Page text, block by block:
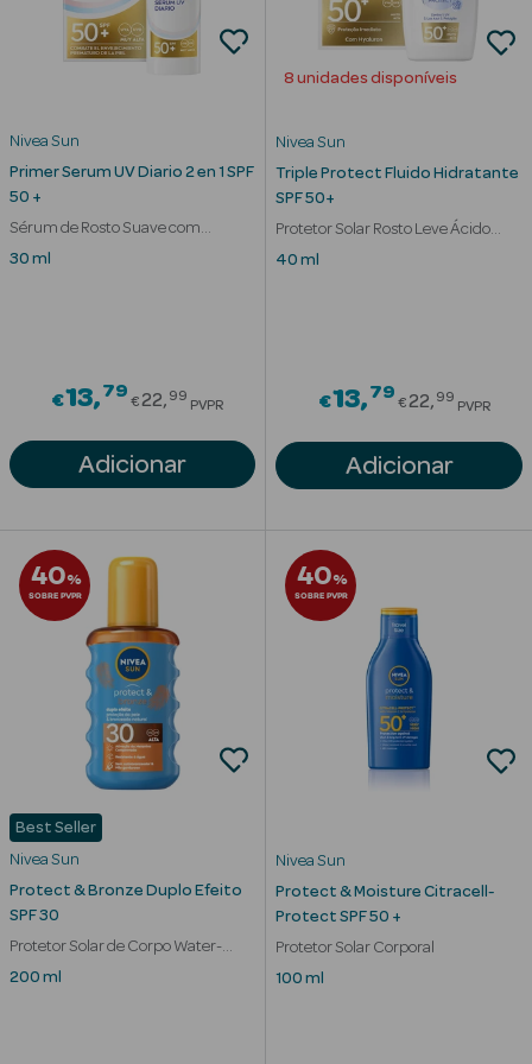
Esfoliantes
Cicatrizantes
Pés
Coffrets
Acessórios
Ver Tudo
Cosmética
Nivea Sun
Primer Serum UV Diario 2 en 1 SPF
50 +
Sérum de Rosto Suave com
Proteção
30 ml
€13 79Price reduced from
€22 99
PVPR
Adicionar
8 unidades disponíveis
Nivea Sun
Triple Protect Fluido Hidratante
SPF 50+
Protetor Solar Rosto Leve Ácido
Hialurónico
40 ml
€13 79Price
€22 99
PVPR
Adicionar
40%
SOBRE PVPR
Best Seller
Nivea Sun
Protect & Bronze Duplo Efeito
SPF 30
Protetor Solar de Corpo Water-
Resistant
200 ml
40%
SOBRE PVPR
Nivea Sun
Protect & Moisture Citracell-
Protect SPF 50 +
Protetor Solar Corporal
100 ml